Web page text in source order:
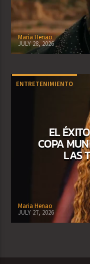
Maria Henao
JULY 28, 2026
ENTRETENIMIENTO
EL
COPA
LAS
Maria Henao
JULY 27, 2026